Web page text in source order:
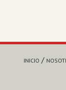
INICIO